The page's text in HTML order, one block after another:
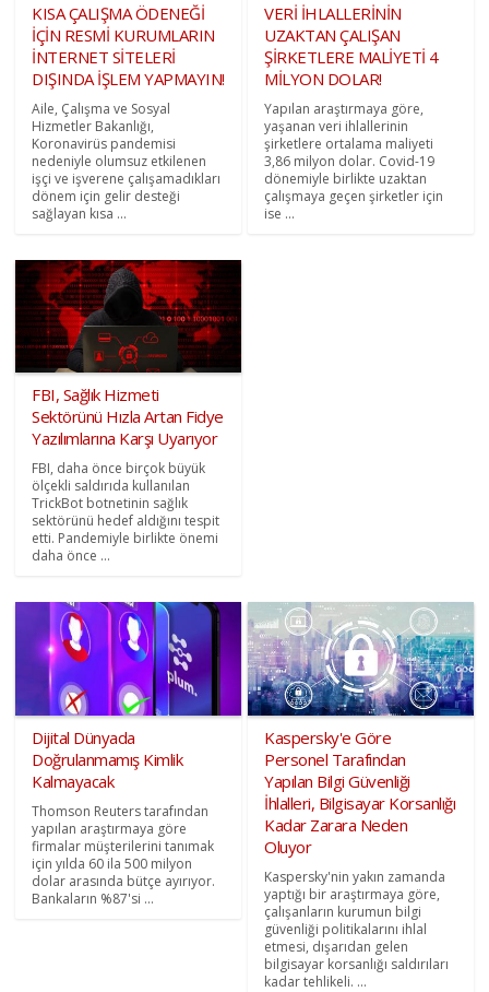
KISA ÇALIŞMA ÖDENEĞİ
İÇİN RESMİ KURUMLARIN
İNTERNET SİTELERİ
DIŞINDA İŞLEM YAPMAYIN!
Aile, Çalışma ve Sosyal
Hizmetler Bakanlığı,
Koronavirüs pandemisi
nedeniyle olumsuz etkilenen
işçi ve işverene çalışamadıkları
dönem için gelir desteği
sağlayan kısa ...
VERİ İHLALLERİNİN
UZAKTAN ÇALIŞAN
ŞİRKETLERE MALİYETİ 4
MİLYON DOLAR!
Yapılan araştırmaya göre,
yaşanan veri ihlallerinin
şirketlere ortalama maliyeti
3,86 milyon dolar. Covid-19
dönemiyle birlikte uzaktan
çalışmaya geçen şirketler için
ise ...
FBI, Sağlık Hizmeti
Sektörünü Hızla Artan Fidye
Yazılımlarına Karşı Uyarıyor
FBI, daha önce birçok büyük
ölçekli saldırıda kullanılan
TrickBot botnetinin sağlık
sektörünü hedef aldığını tespit
etti. Pandemiyle birlikte önemi
daha önce ...
Dijital Dünyada
Doğrulanmamış Kimlik
Kalmayacak
Thomson Reuters tarafından
yapılan araştırmaya göre
firmalar müşterilerini tanımak
için yılda 60 ila 500 milyon
dolar arasında bütçe ayırıyor.
Bankaların %87'si ...
Kaspersky'e Göre
Personel Tarafından
Yapılan Bilgi Güvenliği
İhlalleri, Bilgisayar Korsanlığı
Kadar Zarara Neden
Oluyor
Kaspersky'nin yakın zamanda
yaptığı bir araştırmaya göre,
çalışanların kurumun bilgi
güvenliği politikalarını ihlal
etmesi, dışarıdan gelen
bilgisayar korsanlığı saldırıları
kadar tehlikeli. ...